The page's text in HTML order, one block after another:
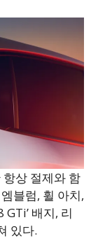
상 절제와 함
블럼, 휠 아치,
GTi’ 배지, 리
있다.